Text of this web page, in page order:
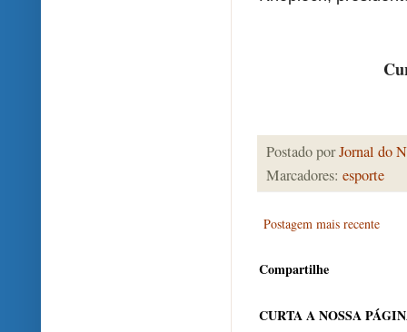
Postado porJornal do
Marcadores: esporte
Postagem mais recente
Compartilhe
CURTA A NOSSA